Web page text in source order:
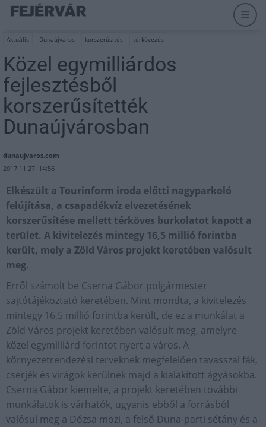
Aktuális Dunaújváros korszerűsítés térkövezés
Közel egymilliárdos
fejlesztésből
korszerűsítették
Dunaújvárosban
dunaujvaros.com
2017.11.27. 14:56
Elkészült a Tourinform iroda előtti nagyparkoló
felújítása, a csapadékvíz elvezetésének
korszerűsítése mellett térköves burkolatot kapott a
terület. A kivitelezés mintegy 16,5 millió forintba
került, mely a Zöld Város projekt keretében valósult
meg.
Erről számolt be Cserna Gábor polgármester
sajtótájékoztató keretében. Mint mondta, a kivitelezés
mintegy 16,5 millió forintba került, de ez a munkálat a
Zöld Város projekt keretében valósult meg, amelyre
közel egymilliárd forintot nyert a város. A
környezetrendezési terveknek megfelelően tavasszal fák,
cserjék és virágok kerülnek majd a kialakított ágyásokba.
Cserna Gábor kiemelte, a projekt keretében további
munkálatok is várhatók, ugyanis ebből a forrásból
valósul meg a Dózsa mozi, a felső Duna-parti sétány és a